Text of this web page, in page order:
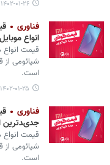
۱۴۰۲-۰۱-۲۶ ۱۳:۰۰
فناوری
انواع موبایل
قیمت
شیائومی از
است.
۱۴۰۲-۰۱-۲۵ ۱۳:۴۰
فناوری
جدیدترین
قیمت
شیائومی از
است.